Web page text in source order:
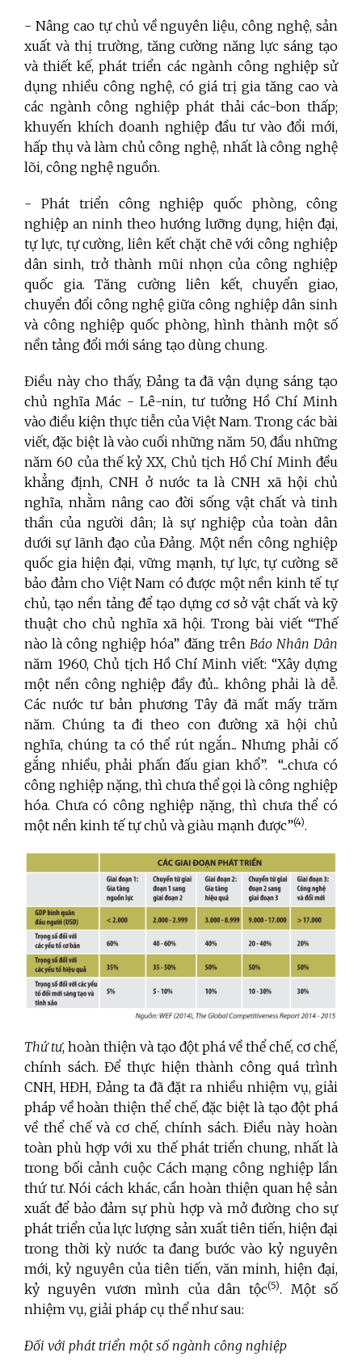
- Nâng cao tự chủ về nguyên liệu, công nghệ, sản
xuất và thị trường, tăng cường năng lực sáng tạo
và thiết kế, phát triển các ngành công nghiệp sử
dụng nhiều công nghệ, có giá trị gia tăng cao và
các ngành công nghiệp phát thải các-bon thấp;
khuyến khích doanh nghiệp đầu tư vào đổi mới,
hấp thụ và làm chủ công nghệ, nhất là công nghệ
lõi, công nghệ nguồn.
- Phát triển công nghiệp quốc phòng, công
nghiệp an ninh theo hướng lưỡng dụng, hiện đại,
tự lực, tự cường, liên kết chặt chẽ với công nghiệp
dân sinh, trở thành mũi nhọn của công nghiệp
quốc gia. Tăng cường liên kết, chuyển giao,
chuyển đổi công nghệ giữa công nghiệp dân sinh
và công nghiệp quốc phòng, hình thành một số
nền tảng đổi mới sáng tạo dùng chung.
Điều này cho thấy, Đảng ta đã vận dụng sáng tạo
chủ nghĩa Mác - Lê-nin, tư tưởng Hồ Chí Minh
vào điều kiện thực tiễn của Việt Nam. Trong các bài
viết, đặc biệt là vào cuối những năm 50, đầu những
năm 60 của thế kỷ XX, Chủ tịch Hồ Chí Minh đều
khẳng định, CNH ở nước ta là CNH xã hội chủ
nghĩa, nhằm nâng cao đời sống vật chất và tinh
thần của người dân; là sự nghiệp của toàn dân
dưới sự lãnh đạo của Đảng. Một nền công nghiệp
quốc gia hiện đại, vững mạnh, tự lực, tự cường sẽ
bảo đảm cho Việt Nam có được một nền kinh tế tự
chủ, tạo nền tảng để tạo dựng cơ sở vật chất và kỹ
thuật cho chủ nghĩa xã hội. Trong bài viết “Thế
nào là công nghiệp hóa” đăng trên Báo Nhân Dân
năm 1960, Chủ tịch Hồ Chí Minh viết: “Xây dựng
một nền công nghiệp đầy đủ... không phải là dễ.
Các nước tư bản phương Tây đã mất mấy trăm
năm. Chúng ta đi theo con đường xã hội chủ
nghĩa, chúng ta có thể rút ngắn... Nhưng phải cố
gắng nhiều, phải phấn đấu gian khổ”. “...chưa có
công nghiệp nặng, thì chưa thể gọi là công nghiệp
hóa. Chưa có công nghiệp nặng, thì chưa thể có
một nền kinh tế tự chủ và giàu mạnh được”(4).
Thứ tư, hoàn thiện và tạo đột phá về thể chế, cơ chế,
chính sách. Để thực hiện thành công quá trình
CNH, HĐH, Đảng ta đã đặt ra nhiều nhiệm vụ, giải
pháp về hoàn thiện thể chế, đặc biệt là tạo đột phá
về thể chế và cơ chế, chính sách. Điều này hoàn
toàn phù hợp với xu thế phát triển chung, nhất là
trong bối cảnh cuộc Cách mạng công nghiệp lần
thứ tư. Nói cách khác, cần hoàn thiện quan hệ sản
xuất để bảo đảm sự phù hợp và mở đường cho sự
phát triển của lực lượng sản xuất tiên tiến, hiện đại
trong thời kỳ nước ta đang bước vào kỷ nguyên
mới, kỷ nguyên của tiên tiến, văn minh, hiện đại,
kỷ nguyên vươn mình của dân tộc(5). Một số
nhiệm vụ, giải pháp cụ thể như sau:
Đối với phát triển một số ngành công nghiệp